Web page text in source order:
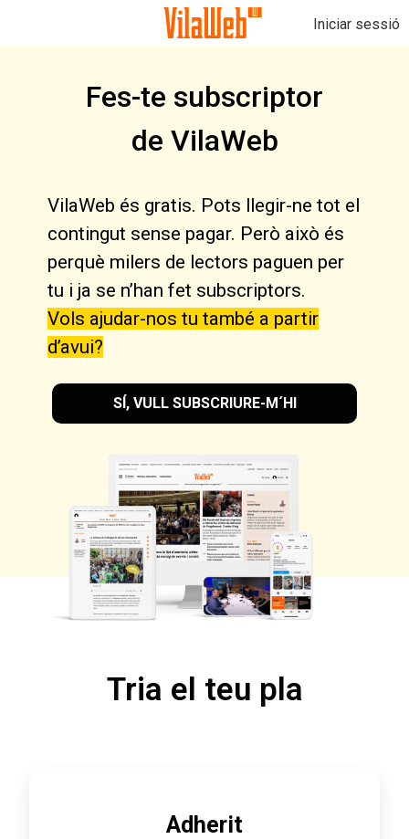
Iniciar sessió
Fes-te subscriptor
de VilaWeb
VilaWeb és gratis. Pots llegir-ne tot el
contingut sense pagar. Però això és
perquè milers de lectors paguen per
tu i ja se n’han fet subscriptors.
Vols ajudar-nos tu també a partir
d’avui?
SÍ, VULL SUBSCRIURE-M´HI
Tria el teu pla
Adherit